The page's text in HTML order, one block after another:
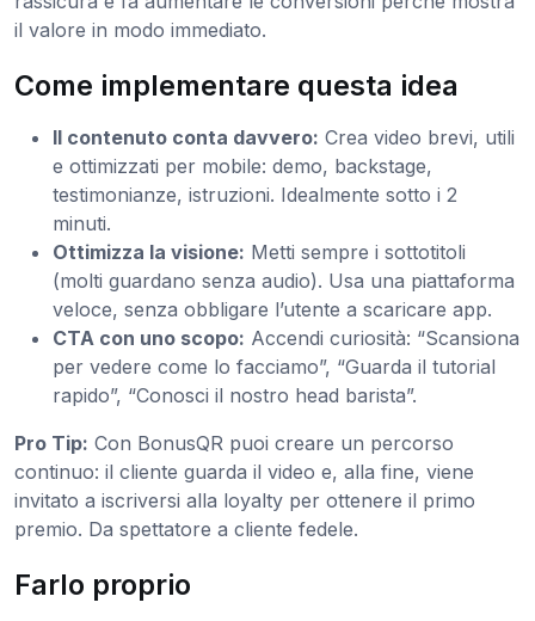
il valore in modo immediato.
Come implementare questa idea
Il contenuto conta davvero: Crea video brevi, utili
e ottimizzati per mobile: demo, backstage,
testimonianze, istruzioni. Idealmente sotto i 2
minuti.
Ottimizza la visione: Metti sempre i sottotitoli
(molti guardano senza audio). Usa una piattaforma
veloce, senza obbligare l’utente a scaricare app.
CTA con uno scopo: Accendi curiosità: “Scansiona
per vedere come lo facciamo”, “Guarda il tutorial
rapido”, “Conosci il nostro head barista”.
Pro Tip: Con BonusQR puoi creare un percorso
continuo: il cliente guarda il video e, alla fine, viene
invitato a iscriversi alla loyalty per ottenere il primo
premio. Da spettatore a cliente fedele.
Farlo proprio